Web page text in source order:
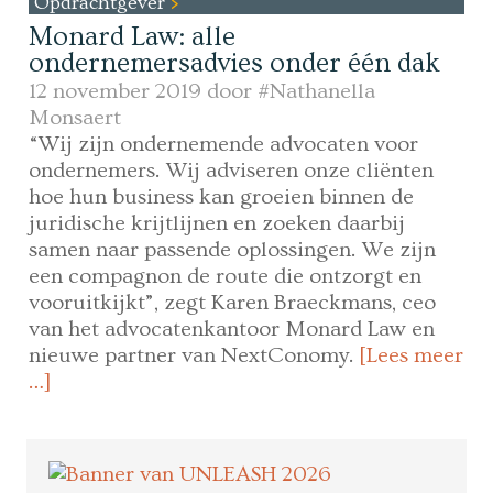
Monard Law: alle
ondernemersadvies onder één dak
12 november 2019 door #Nathanella
Monsaert
“Wij zijn ondernemende advocaten voor
ondernemers. Wij adviseren onze cliënten
hoe hun business kan groeien binnen de
juridische krijtlijnen en zoeken daarbij
samen naar passende oplossingen. We zijn
een compagnon de route die ontzorgt en
vooruitkijkt”, zegt Karen Braeckmans, ceo
van het advocatenkantoor Monard Law en
nieuwe partner van NextConomy. [Lees meer
…]